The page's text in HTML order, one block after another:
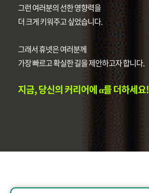
그런 여러분의 선한 영향력을
더 크게 키워주고 싶었습니다.
그래서 휴넷은 여러분께
가장 빠르고 확실한 길을 제안하고자 합니다.
지금, 당신의 커리어에 α를 더하세요!